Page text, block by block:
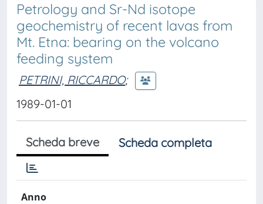
Petrology and Sr-Nd isotope
geochemistry of recent lavas from
Mt. Etna: bearing on the volcano
feeding system
PETRINI, RICCARDO;
1989-01-01
Scheda breve Scheda completa
Anno